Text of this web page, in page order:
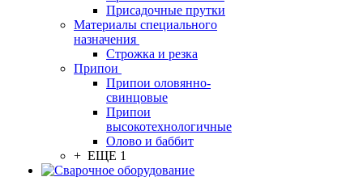
Присадочные прутки
Материалы специального
назначения
Строжка и резка
Припои
Припои оловянно-
свинцовые
Припои
высокотехнологичные
Олово и баббит
+ ЕЩЕ 1